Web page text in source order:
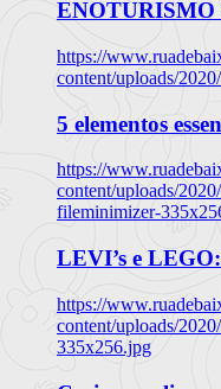
ENOTURISMO
https://
content/uploads/
5 elementos
https://
content/uploads/
fileminimizer-
LEVI’s e
https://
content/uploads/
335x256.jpg